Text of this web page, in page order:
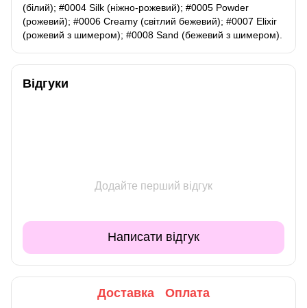
(білий); #0004 Silk (ніжно-рожевий); #0005 Powder
(рожевий); #0006 Сreamy (світлий бежевий); #0007 Elixir
(рожевий з шимером); #0008 Sand (бежевий з шимером).
Відгуки
Додайте перший відгук
Написати відгук
Доставка Оплата